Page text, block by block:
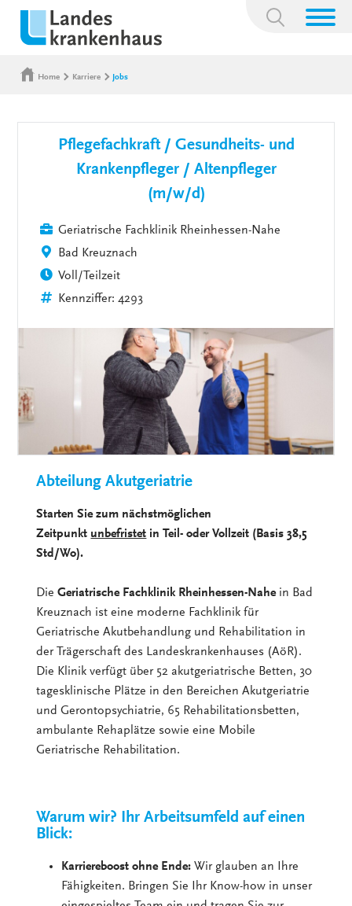
Suchbegriff:
Home Karriere Jobs
Pflegefachkraft / Gesundheits- und
Krankenpfleger / Altenpfleger
(m/w/d)
Geriatrische Fachklinik Rheinhessen-Nahe
Bad Kreuznach
Voll/Teilzeit
Kennziffer: 4293
Abteilung Akutgeriatrie
Starten Sie zum nächstmöglichen
Zeitpunkt unbefristet in Teil- oder Vollzeit (Basis 38,5
Std/Wo).
DieGeriatrische Fachklinik Rheinhessen-Nahe in Bad
Kreuznach ist eine moderne Fachklinik für
Geriatrische Akutbehandlung und Rehabilitation in
der Trägerschaft des Landeskrankenhauses (AöR).
Die Klinik verfügt über 52 akutgeriatrische Betten, 30
tagesklinische Plätze in den Bereichen Akutgeriatrie
und Gerontopsychiatrie, 65 Rehabilitationsbetten,
ambulante Rehaplätze sowie eine Mobile
Geriatrische Rehabilitation.
Warum wir? Ihr Arbeitsumfeld auf einen
Blick:
Karriereboost ohne Ende: Wir glauben an Ihre
Fähigkeiten. Bringen Sie Ihr Know-how in unser